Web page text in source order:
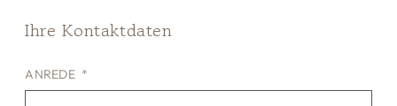
Ihre Kontaktdaten
ANREDE *